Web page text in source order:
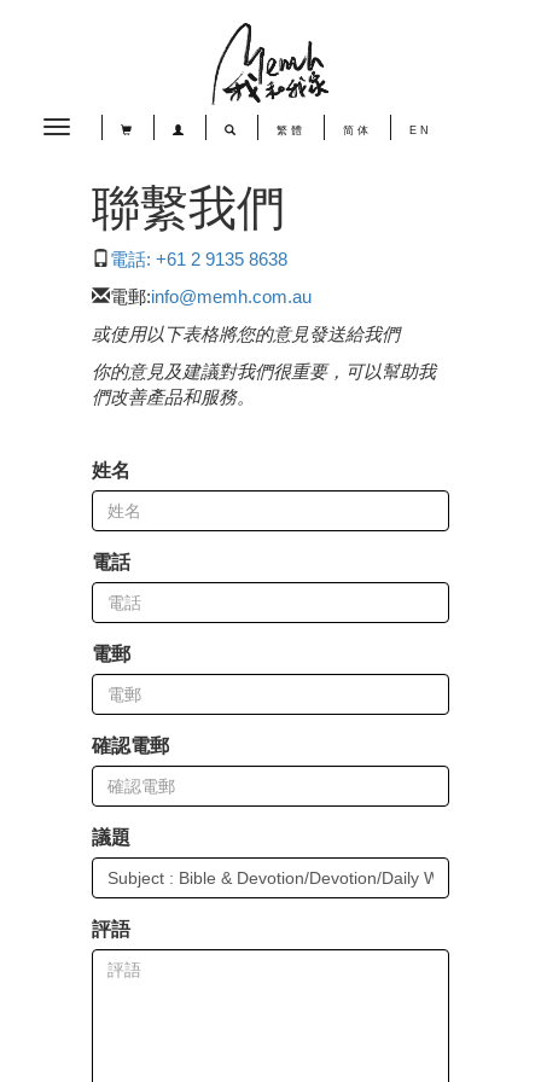
Toggle
繁體 简体 EN
聯繫我們
電話: +61 2 9135 8638
電郵:info@memh.com.au
或使用以下表格將您的意見發送給我們
你的意見及建議對我們很重要，可以幫助我
們改善產品和服務。
姓名
電話
電郵
確認電郵
議題
評語